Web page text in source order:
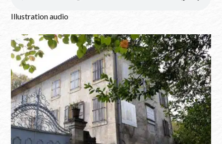
Illustration audio